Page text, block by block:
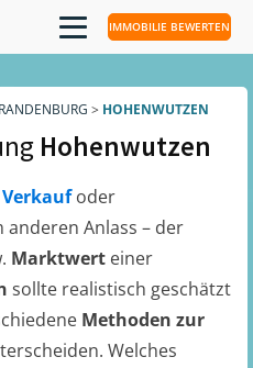
IMMOBILIE BEWERTEN
> HOHENWUTZEN
Hohenwutzen
Verkaufoder
anderen Anlass – der
Marktwert einer
sollte realistisch geschätzt
Methoden zur
Welches